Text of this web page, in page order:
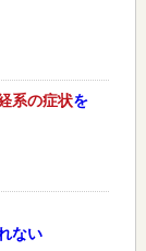
系の症状を
ない